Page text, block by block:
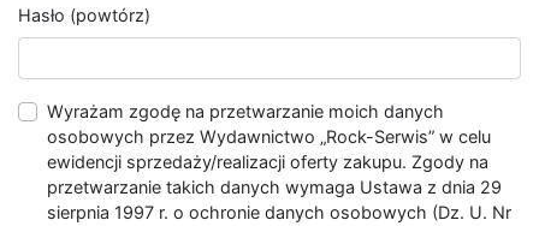
Hasło (powtórz)
Wyrażam zgodę na przetwarzanie moich danych
osobowych przez Wydawnictwo „Rock-Serwis” w celu
ewidencji sprzedaży/realizacji oferty zakupu. Zgody na
przetwarzanie takich danych wymaga Ustawa z dnia 29
sierpnia 1997 r. o ochronie danych osobowych (Dz. U. Nr